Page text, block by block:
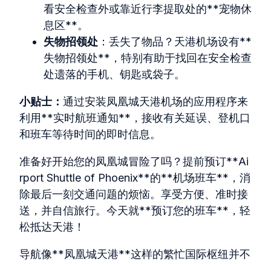
看安全检查外或靠近行李提取处的**宠物休
息区**。
失物招领处 ：丢失了物品？天港机场设有**
失物招领处**，特别有助于找回在安全检查
处遗落的手机、钥匙或袋子。
小贴士： 通过安装凤凰城天港机场的应用程序来
利用**实时航班通知**，接收有关延误、登机口
和班车等待时间的即时信息。
准备好开始您的凤凰城冒险了吗？提前预订**Ai
rport Shuttle of Phoenix**的**机场班车**，消
除最后一刻交通问题的烦恼。享受方便、准时接
送，并自信旅行。今天就**预订您的班车**，轻
松抵达天港！
导航像**凤凰城天港**这样的繁忙国际枢纽并不